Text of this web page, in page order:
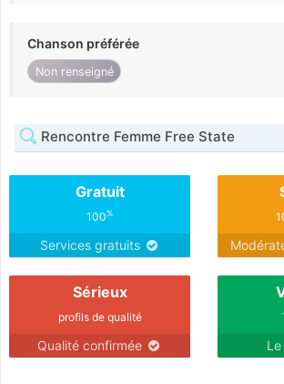
Chanson préférée
Non renseigné
Rencontre Femme Free State
Gratuit
100%
Services gratuits
Sérieux
profils de qualité
Qualité confirmée